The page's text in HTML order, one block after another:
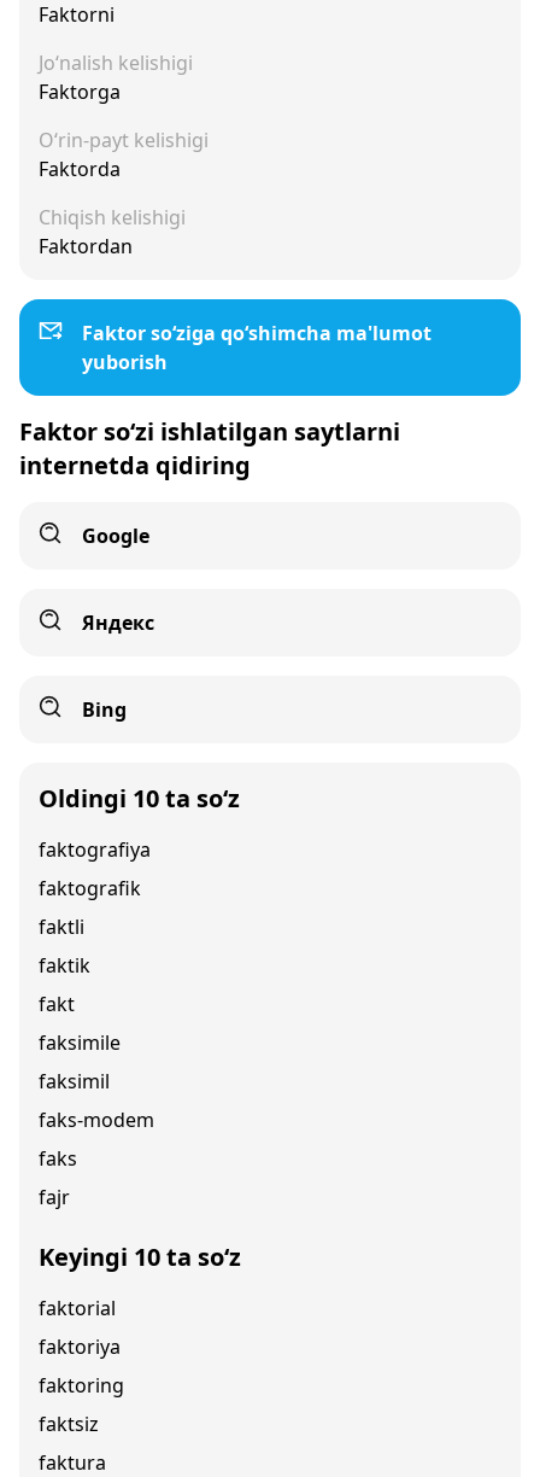
Faktorni
Jo‘nalish kelishigi
Faktorga
O‘rin-payt kelishigi
Faktorda
Chiqish kelishigi
Faktordan
Faktor so‘ziga qo‘shimcha ma'lumot
yuborish
Faktor so‘zi ishlatilgan saytlarni
internetda qidiring
Google
Яндекс
Bing
Oldingi 10 ta so‘z
faktografiya
faktografik
faktli
faktik
fakt
faksimile
faksimil
faks-modem
faks
fajr
Keyingi 10 ta so‘z
faktorial
faktoriya
faktoring
faktsiz
faktura